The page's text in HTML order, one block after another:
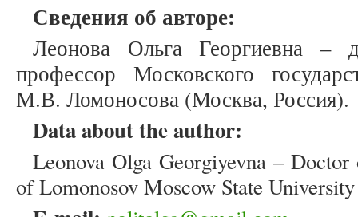
Сведения об авторе:
Леонова Ольга Георгиевна –
профессор Московского
М.В. Ломоносова (Москва, Россия).
Data about the author:
Leonova Olga Georgiyevna –
of Lomonosov Moscow State